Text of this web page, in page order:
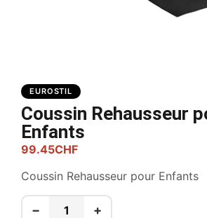
EUROSTIL
Coussin Rehausseur
Enfants
99.45CHF
Coussin Rehausseur pour Enfants
− +